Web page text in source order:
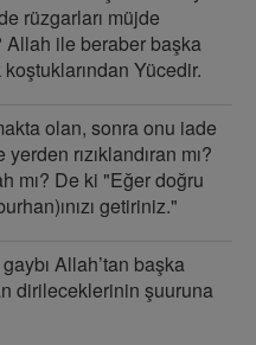
rüzgarları müjde
ile beraber başka
Yücedir.
olan, sonra onu iade
rızıklandıran mı?
mı? De ki "Eğer doğru
getiriniz."
Allah’tan başka
dirileceklerinin şuuruna